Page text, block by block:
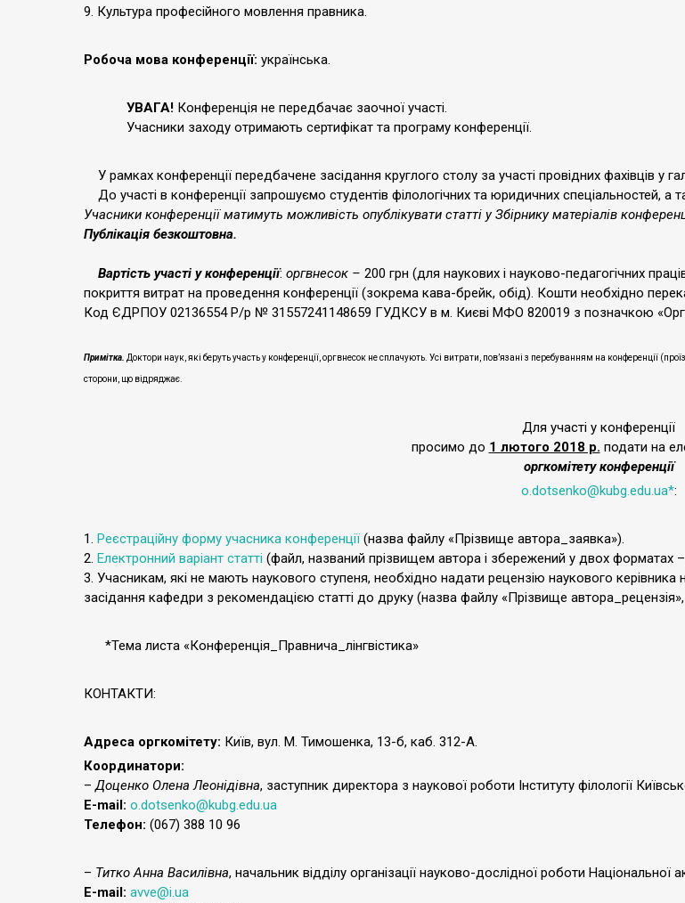
9. Культура професійного мовлення правника.
Робоча мова конференції: українська.
УВАГА! Конференція не передбачає заочної участі.
Учасники заходу отримають сертифікат та програму конференції.
У рамках конференції передбачене засідання круглого столу за участі провідних фахівців у
До участі в конференції запрошуємо студентів філологічних та юридичних спеціальностей, а
Учасники конференції матимуть можливість опублікувати статті у Збірнику матеріалів
Публікація безкоштовна.
Вартість участі у конференції: оргвнесок – 200 грн (для наукових і науково-педагогічних
покриття витрат на проведення конференції (зокрема кава-брейк, обід). Кошти необхідно
Код ЄДРПОУ 02136554 Р/р № 31557241148659 ГУДКСУ в м. Києві МФО 820019 з позначкою
Примітка. Доктори наук, які беруть участь у конференції, оргвнесок не сплачують. Усі витрати, пов’язані з перебуванням на конференції
сторони, що відряджає.
Для участі у конференції
просимо до 1 лютого 2018 р. подати на
оргкомітету конференції
o.dotsenko@kubg.edu.ua*:
1. Реєстраційну форму учасника конференції (назва файлу «Прізвище автора_заявка»).
2. Електронний варіант статті (файл, названий прізвищем автора і збережений у двох форматах
3. Учасникам, які не мають наукового ступеня, необхідно надати рецензію наукового
засідання кафедри з рекомендацією статті до друку (назва файлу «Прізвище
*Тема листа «Конференція_Правнича_лінгвістика»
КОНТАКТИ:
Адреса оргкомітету: Київ, вул. М. Тимошенка, 13-б, каб. 312-А.
Координатори:
–Доценко Олена Леонідівна, заступник директора з наукової роботи Інституту філології
Е-mail: o.dotsenko@kubg.edu.ua
Телефон: (067) 388 10 96
– Титко Анна Василівна, начальник відділу організації науково-дослідної роботи
Е-mail: avve@i.ua